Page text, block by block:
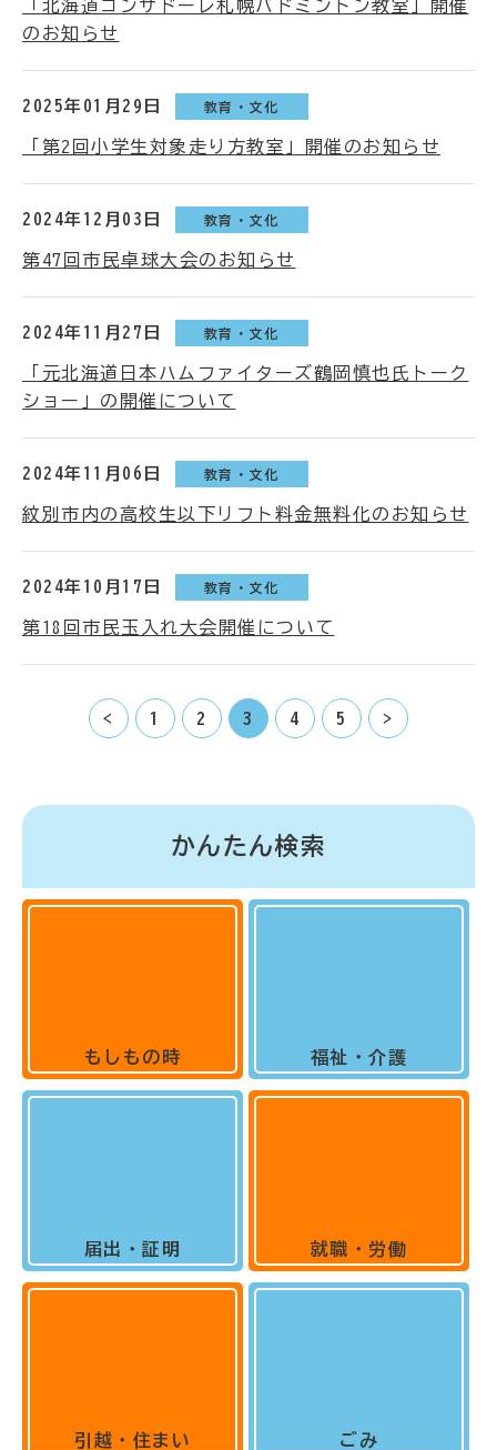
「北海道コンサドーレ札幌バドミントン教室」開催
のお知らせ
2025年01月29日 教育・文化
「第2回小学生対象走り方教室」開催のお知らせ
2024年12月03日 教育・文化
第47回市民卓球大会のお知らせ
2024年11月27日 教育・文化
「元北海道日本ハムファイターズ鶴岡慎也氏トーク
ショー」の開催について
2024年11月06日 教育・文化
紋別市内の高校生以下リフト料金無料化のお知らせ
2024年10月17日 教育・文化
第18回市民玉入れ大会開催について
< 1 2 3 4 5 >
かんたん検索
もしもの時
届出・証明
引越・住まい
福祉・介護
就職・労働
ごみ